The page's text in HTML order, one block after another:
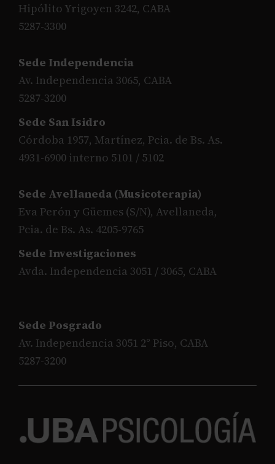
Hipólito Yrigoyen 3242, CABA
5287-3300
Sede Independencia
Av. Independencia 3065, CABA
5287-3200
Sede San Isidro
Córdoba 1957, Martínez, Pcia. de Bs. As.
4931-6900 interno 5101 / 5102
Sede Avellaneda (Musicoterapia)
Eva Perón y Güemes (S/N), Avellaneda,
Pcia. de Bs. As. 4205-9765
Sede Investigaciones
Avda. Independencia 3051 / 3065, CABA
Sede Posgrado
Av. Independencia 3051 2° Piso, CABA
5287-3200